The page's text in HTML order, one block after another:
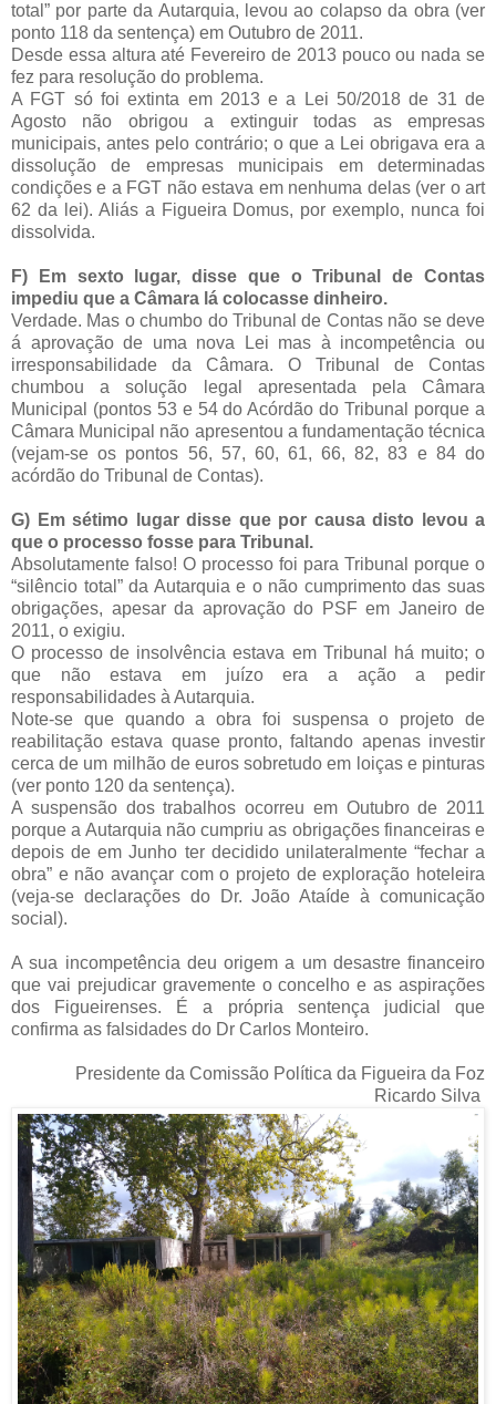
total” por parte da Autarquia, levou ao colapso da obra (ver
ponto 118 da sentença) em Outubro de 2011.
Desde essa altura até Fevereiro de 2013 pouco ou nada se
fez para resolução do problema.
A FGT só foi extinta em 2013 e a Lei 50/2018 de 31 de
Agosto não obrigou a extinguir todas as empresas
municipais, antes pelo contrário; o que a Lei obrigava era a
dissolução de empresas municipais em determinadas
condições e a FGT não estava em nenhuma delas (ver o art
62 da lei). Aliás a Figueira Domus, por exemplo, nunca foi
dissolvida.
F) Em sexto lugar, disse que o Tribunal de Contas
impediu que a Câmara lá colocasse dinheiro.
Verdade. Mas o chumbo do Tribunal de Contas não se deve
á aprovação de uma nova Lei mas à incompetência ou
irresponsabilidade da Câmara. O Tribunal de Contas
chumbou a solução legal apresentada pela Câmara
Municipal (pontos 53 e 54 do Acórdão do Tribunal porque a
Câmara Municipal não apresentou a fundamentação técnica
(vejam-se os pontos 56, 57, 60, 61, 66, 82, 83 e 84 do
acórdão do Tribunal de Contas).
G) Em sétimo lugar disse que por causa disto levou a
que o processo fosse para Tribunal.
Absolutamente falso! O processo foi para Tribunal porque o
“silêncio total” da Autarquia e o não cumprimento das suas
obrigações, apesar da aprovação do PSF em Janeiro de
2011, o exigiu.
O processo de insolvência estava em Tribunal há muito; o
que não estava em juízo era a ação a pedir
responsabilidades à Autarquia.
Note-se que quando a obra foi suspensa o projeto de
reabilitação estava quase pronto, faltando apenas investir
cerca de um milhão de euros sobretudo em loiças e pinturas
(ver ponto 120 da sentença).
A suspensão dos trabalhos ocorreu em Outubro de 2011
porque a Autarquia não cumpriu as obrigações financeiras e
depois de em Junho ter decidido unilateralmente “fechar a
obra” e não avançar com o projeto de exploração hoteleira
(veja-se declarações do Dr. João Ataíde à comunicação
social).
A sua incompetência deu origem a um desastre financeiro
que vai prejudicar gravemente o concelho e as aspirações
dos Figueirenses. É a própria sentença judicial que
confirma as falsidades do Dr Carlos Monteiro.
Presidente da Comissão Política da Figueira da Foz
Ricardo Silva